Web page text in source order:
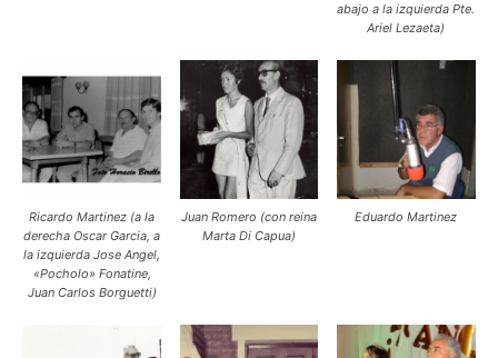
abajo a la izquierda Pte.
Ariel Lezaeta)
Ricardo Martinez (a la
derecha Oscar Garcia, a
la izquierda Jose Angel,
«Pocholo» Fonatine,
Juan Carlos Borguetti)
Juan Romero (con reina
Marta Di Capua)
Eduardo Martinez